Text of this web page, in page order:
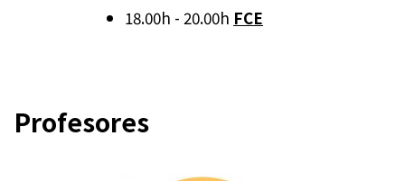
18.00h - 20.00h FCE
Profesores